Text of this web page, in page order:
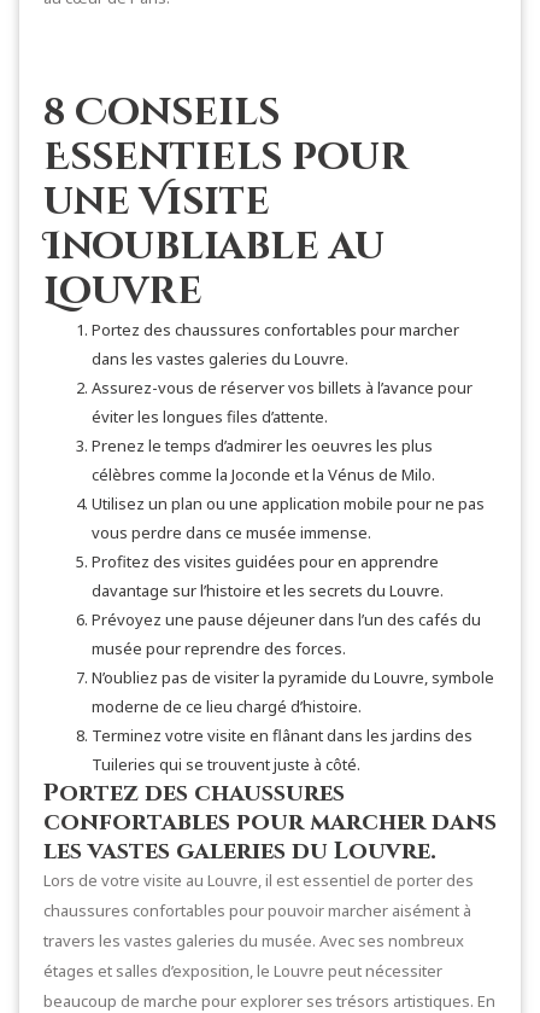
8 Conseils
Essentiels pour
une Visite
Inoubliable au
Louvre
Portez des chaussures confortables pour marcher
dans les vastes galeries du Louvre.
Assurez-vous de réserver vos billets à l’avance pour
éviter les longues files d’attente.
Prenez le temps d’admirer les oeuvres les plus
célèbres comme la Joconde et la Vénus de Milo.
Utilisez un plan ou une application mobile pour ne pas
vous perdre dans ce musée immense.
Profitez des visites guidées pour en apprendre
davantage sur l’histoire et les secrets du Louvre.
Prévoyez une pause déjeuner dans l’un des cafés du
musée pour reprendre des forces.
N’oubliez pas de visiter la pyramide du Louvre, symbole
moderne de ce lieu chargé d’histoire.
Terminez votre visite en flânant dans les jardins des
Tuileries qui se trouvent juste à côté.
Portez des chaussures
confortables pour marcher dans
les vastes galeries du Louvre.
Lors de votre visite au Louvre, il est essentiel de porter des
chaussures confortables pour pouvoir marcher aisément à
travers les vastes galeries du musée. Avec ses nombreux
étages et salles d’exposition, le Louvre peut nécessiter
beaucoup de marche pour explorer ses trésors artistiques. En